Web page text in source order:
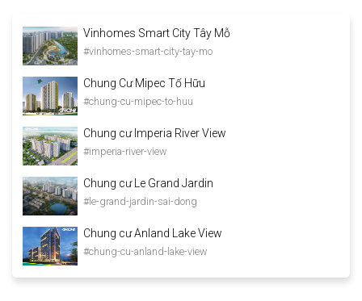
Vinhomes Smart City Tây Mỗ
#vinhomes-smart-city-tay-mo
Chung Cư Mipec Tố Hữu
#chung-cu-mipec-to-huu
Chung cư Imperia River View
#imperia-river-view
Chung cư Le Grand Jardin
#le-grand-jardin-sai-dong
Chung cư Anland Lake View
#chung-cu-anland-lake-view